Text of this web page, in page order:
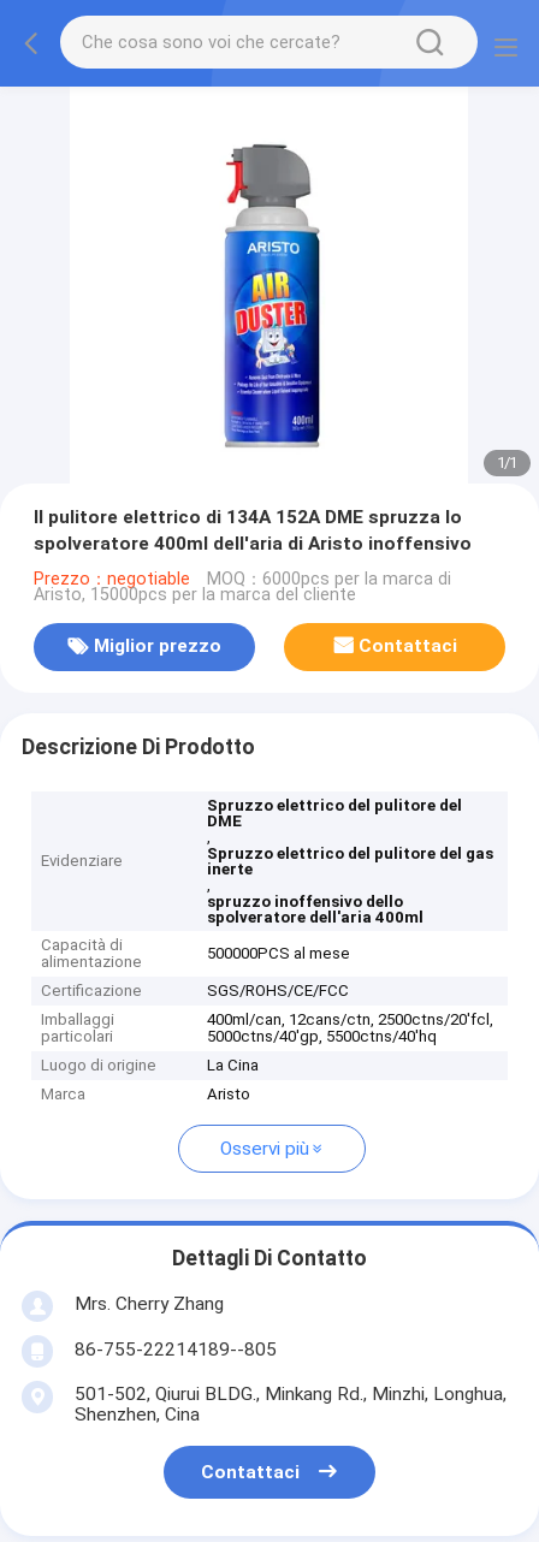
1/1
Il pulitore elettrico di 134A 152A DME spruzza lo
spolveratore 400ml dell'aria di Aristo inoffensivo
Prezzo：negotiable MOQ：6000pcs per la marca di
Aristo, 15000pcs per la marca del cliente
Miglior prezzo Contattaci
Descrizione Di Prodotto
Evidenziare
Spruzzo elettrico del pulitore del
DME
,
Spruzzo elettrico del pulitore del gas
inerte
,
spruzzo inoffensivo dello
spolveratore dell'aria 400ml
Capacità di
alimentazione
500000PCS al mese
Certificazione
SGS/ROHS/CE/FCC
Imballaggi
particolari
400ml/can, 12cans/ctn, 2500ctns/20'fcl,
5000ctns/40'gp, 5500ctns/40'hq
Luogo di origine
La Cina
Marca
Aristo
Osservi più
Dettagli Di Contatto
Mrs. Cherry Zhang
86-755-22214189--805
501-502, Qiurui BLDG., Minkang Rd., Minzhi, Longhua,
Shenzhen, Cina
Contattaci